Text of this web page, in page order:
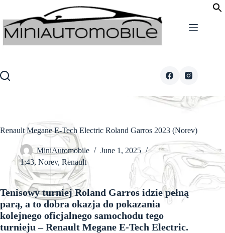
content
Renault Megane E-Tech Electric Roland Garros 2023 (Norev)
MiniAutomobile
June 1, 2025
1:43, Norev, Renault
Tenisowy turniej Roland Garros idzie pełną
parą, a to dobra okazja do pokazania
kolejnego oficjalnego samochodu tego
turnieju – Renault Megane E-Tech Electric.